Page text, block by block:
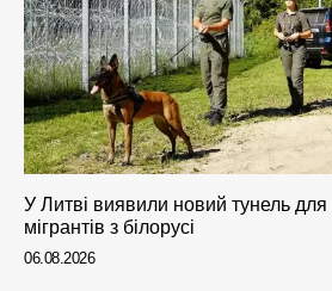
У Литві виявили новий тунель для
мігрантів з білорусі
06.08.2026